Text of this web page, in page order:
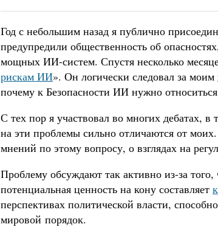
Год с небольшим назад я публично
предупредили общественность об
мощных ИИ-систем. Спустя несколько
рискам ИИ». Он логически следовал за моим
почему к Безопасности ИИ нужно относиться
С тех пор я участвовал во многих дебатах,
на эти проблемы сильно отличаются от
мнений по этому вопросу, о взглядах на
Проблему обсуждают так активно из-за
потенциальная ценность на кону составляет
перспективах политической власти,
мировой порядок.